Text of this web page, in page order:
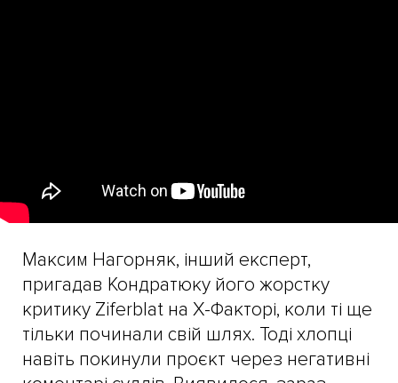
Максим Нагорняк, інший експерт,
пригадав Кондратюку його жорстку
критику Ziferblat на Х-Факторі, коли ті ще
тільки починали свій шлях. Тоді хлопці
навіть покинули проєкт через негативні